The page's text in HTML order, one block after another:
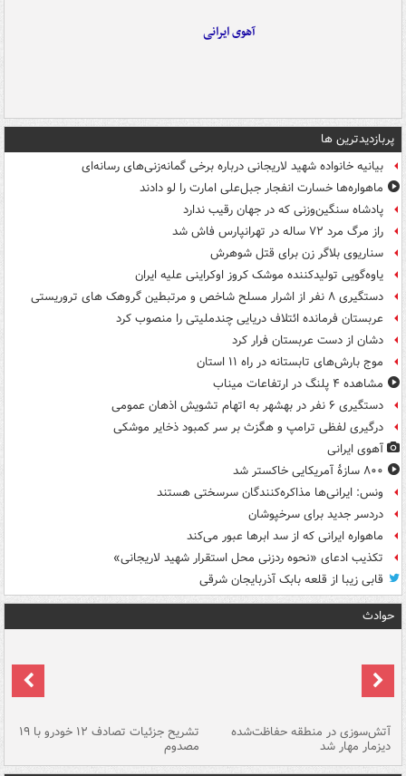
آهوی ایرانی
پربازدیدترین ها
بیانیه خانواده شهید لاریجانی درباره برخی گمانه‌زنی‌های رسانه‌ای
ماهواره‌ها خسارت انفجار جبل‌علی امارت را لو دادند
پادشاه سنگین‌وزنی که در جهان رقیب ندارد
راز مرگ مرد ۷۲ ساله در تهرانپارس فاش شد
سناریوی بلاگر زن برای قتل شوهرش
یاوه‌گویی تولیدکننده موشک کروز اوکراینی علیه ایران
دستگیری ۸ نفر از اشرار مسلح شاخص و مرتبطین گروهک های تروریستی
عربستان فرمانده ائتلاف دریایی چندملیتی را منصوب کرد
دشان از دست عربستان فرار کرد
موج بارش‌های تابستانه در راه ۱۱ استان
مشاهده ۴ پلنگ در ارتفاعات میناب
دستگیری ۶ نفر در بهشهر به اتهام تشویش اذهان عمومی
درگیری لفظی ترامپ و هگزث بر سر کمبود ذخایر موشکی
آهوی ایرانی
۸۰۰ سازۀ آمریکایی خاکستر شد
ونس: ایرانی‌ها مذاکره‌کنندگان سرسختی هستند
دردسر جدید برای سرخپوشان
ماهواره ایرانی که از سد ابرها عبور می‌کند
تکذیب ادعای «نحوه ردزنی محل استقرار شهید لاریجانی»
قابی زیبا از قلعه بابک آذربایجان شرقی
حوادث
آتش‌سوزی در منطقه حفاظت‌شده
دیزمار مهار شد
تشریح جزئیات تصادف ۱۲ خودرو با ۱۹
مصدوم